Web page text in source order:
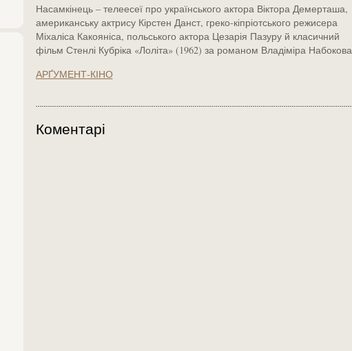
Насамкінець – телеесеї про українського актора Віктора Демерташа,
американську актрису Кірстен Данст, греко-кіпріотського режисера
Міхаліса Какояніса, польського актора Цезарія Пазуру й класичний
фільм Стенлі Кубріка «Лоліта» (1962) за романом Владіміра
АРҐУМЕНТ-КІНО
Коментарі